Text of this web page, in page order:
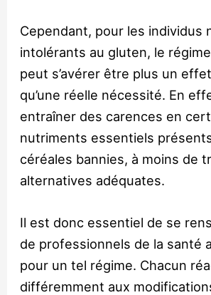
Cependant, pour les individus
intolérants au gluten, le
peut s’avérer être plus un
qu’une réelle nécessité. En
entraîner des carences en
nutriments essentiels
céréales bannies, à moins de
alternatives adéquates.
Il est donc essentiel de se
de professionnels de la santé
pour un tel régime. Chacun
différemment aux